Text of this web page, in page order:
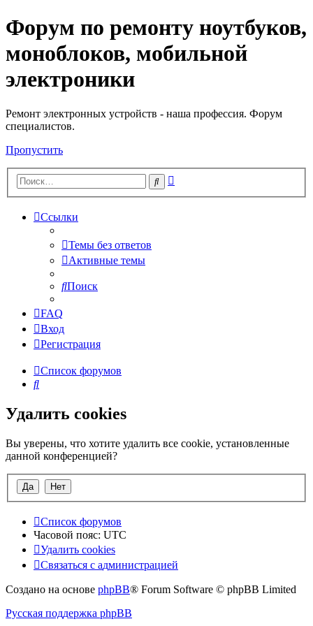
Регистрация
Форум по ремонту ноутбуков,
моноблоков, мобильной
электроники
Ремонт электронных устройств - наша профессия. Форум
специалистов.
Пропустить
Поиск
Ссылки
Темы без ответов
Активные темы
Поиск
FAQ
Вход
Регистрация
Список форумов
Поиск
Удалить cookies
Вы уверены, что хотите удалить все cookie, установленные
данной конференцией?
Список форумов
Часовой пояс: UTC
Удалить cookies
Связаться
администрацией
Связаться с администрацией
Создано на основе phpBB® Forum Software © phpBB Limited
Русская поддержка phpBB